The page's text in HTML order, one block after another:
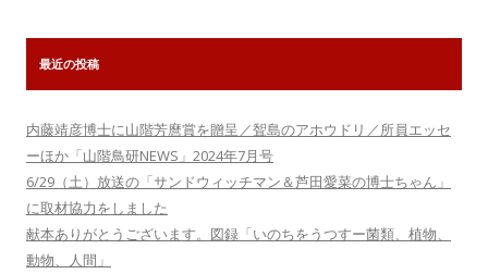
最近の投稿
内藤靖彦博士に山階芳麿賞を贈呈／聟島のアホウドリ／所員エッセ
ーほか「山階鳥研NEWS」2024年7月号
6/29（土）放送の「サンドウィッチマン＆芦田愛菜の博士ちゃん」
に取材協力をしました
献本ありがとうございます。図録「いのちをうつすー菌類、植物、
動物、人間」